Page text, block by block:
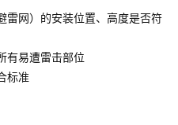
雷网）的安装位置、高度是否符
有易遭雷击部位
标准